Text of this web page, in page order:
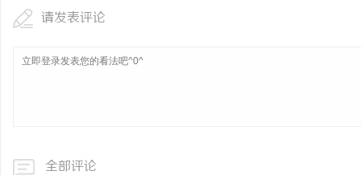
请发表评论
全部评论